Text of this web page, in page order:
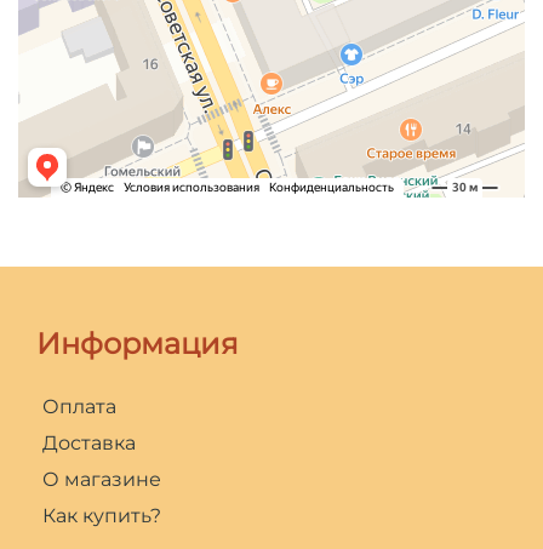
Информация
Оплата
Доставка
О магазине
Как купить?